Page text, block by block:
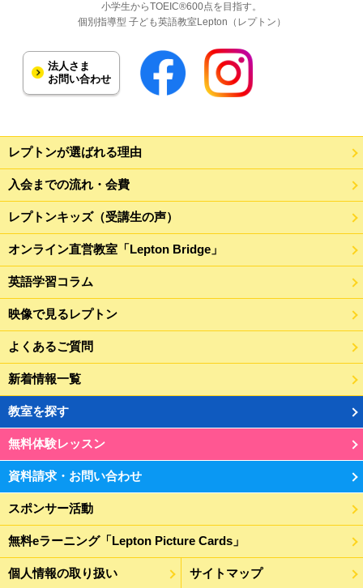
小学生からTOEIC®600点を目指す。
個別指導型 子ども英語教室Lepton（レプトン）
法人さま
お問い合わせ
レプトンが選ばれる理由
入会までの流れ・会費
レプトンキッズ（受講生の声）
オンライン直営教室「Lepton Bridge」
英語学習コラム
映像で見るレプトン
よくあるご質問
新着情報一覧
教室を探す
無料体験レッスン
資料請求・お問い合わせ
スポンサー活動
無料eラーニング「Lepton Picture Cards」
個人情報の取り扱い サイトマップ